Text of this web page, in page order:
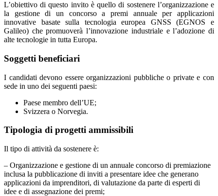
L’obiettivo di questo invito è quello di sostenere l’organizzazione e
la gestione di un concorso a premi annuale per applicazioni
innovative basate sulla tecnologia europea GNSS (EGNOS e
Galileo) che promuoverà l’innovazione industriale e l’adozione di
alte tecnologie in tutta Europa.
Soggetti beneficiari
I candidati devono essere organizzazioni pubbliche o private e con
sede in uno dei seguenti paesi:
Paese membro dell’UE;
Svizzera o Norvegia.
Tipologia di progetti ammissibili
Il tipo di attività da sostenere è:
– Organizzazione e gestione di un annuale concorso di premiazione
inclusa la pubblicazione di inviti a presentare idee che generano
applicazioni da imprenditori, di valutazione da parte di esperti di
idee e di assegnazione dei premi;